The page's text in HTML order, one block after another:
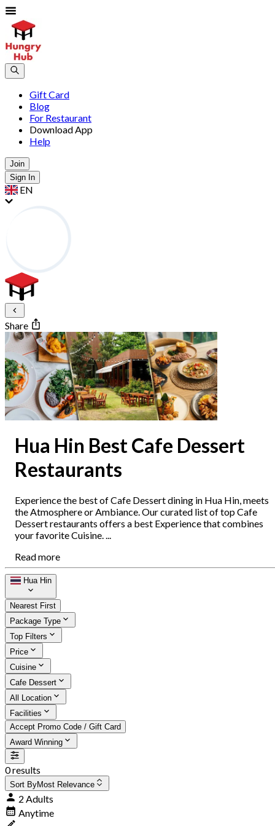
Gift Card
Blog
For Restaurant
Download App
Help
Join
Sign In
EN
Share
Hua Hin Best Cafe Dessert
Restaurants
Experience the best of Cafe Dessert dining in Hua Hin, meets
the Atmosphere or Ambiance. Our curated list of top Cafe
Dessert restaurants offers a best Experience that combines
your favorite Cuisine. ...
Read more
Hua Hin
Nearest First
Package Type
Top Filters
Price
Cuisine
Cafe Dessert
All Location
Facilities
Accept Promo Code / Gift Card
Award Winning
0 results
Sort ByMost Relevance
2 Adults
Anytime